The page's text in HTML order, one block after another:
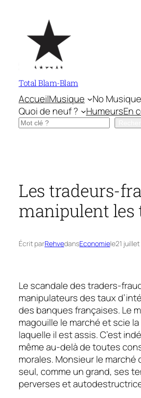
contenu
Total Blam-Blam
AccueilMusique
No Musique
Quoi de neuf ?
HumeursEn
Rechercher
Les tradeurs-
manipulent les
Écrit parRehvedansEconomiele21 juillet
Le scandale des traders-
manipulateurs des taux
des banques françaises. Le
magouille le marché et scie
laquelle il est assis. C’est
même au-delà de toutes
morales. Monsieur le
seul, comme un grand, ses
perverses et